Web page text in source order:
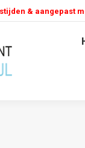
& aangepast